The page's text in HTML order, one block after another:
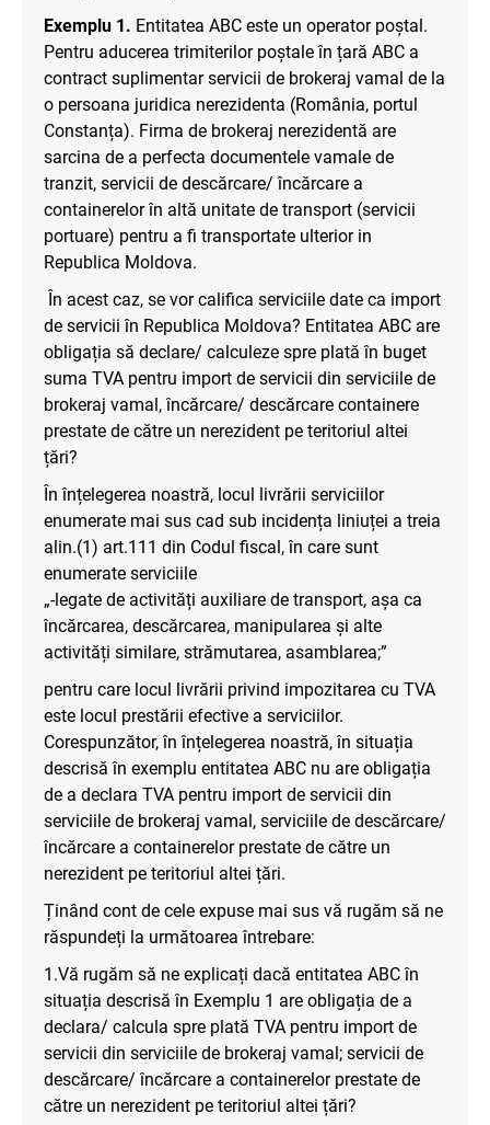
Exemplu 1. Entitatea ABC este un operator poștal.
Pentru aducerea trimiterilor poștale în țară ABC a
contract suplimentar servicii de brokeraj vamal de la
o persoana juridica nerezidenta (România, portul
Constanța). Firma de brokeraj nerezidentă are
sarcina de a perfecta documentele vamale de
tranzit, servicii de descărcare/ încărcare a
containerelor în altă unitate de transport (servicii
portuare) pentru a fi transportate ulterior in
Republica Moldova.
În acest caz, se vor califica serviciile date ca import
de servicii în Republica Moldova? Entitatea ABC are
obligația să declare/ calculeze spre plată în buget
suma TVA pentru import de servicii din serviciile de
brokeraj vamal, încărcare/ descărcare containere
prestate de către un nerezident pe teritoriul altei
țări?
În înțelegerea noastră, locul livrării serviciilor
enumerate mai sus cad sub incidența liniuței a treia
alin.(1) art.111 din Codul fiscal, în care sunt
enumerate serviciile
„-legate de activități auxiliare de transport, așa ca
încărcarea, descărcarea, manipularea și alte
activități similare, strămutarea, asamblarea;”
pentru care locul livrării privind impozitarea cu TVA
este locul prestării efective a serviciilor.
Corespunzător, în înțelegerea noastră, în situația
descrisă în exemplu entitatea ABC nu are obligația
de a declara TVA pentru import de servicii din
serviciile de brokeraj vamal, serviciile de descărcare/
încărcare a containerelor prestate de către un
nerezident pe teritoriul altei țări.
Ținând cont de cele expuse mai sus vă rugăm să ne
răspundeți la următoarea întrebare:
1.Vă rugăm să ne explicați dacă entitatea ABC în
situația descrisă în Exemplu 1 are obligația de a
declara/ calcula spre plată TVA pentru import de
servicii din serviciile de brokeraj vamal; servicii de
descărcare/ încărcare a containerelor prestate de
către un nerezident pe teritoriul altei țări?